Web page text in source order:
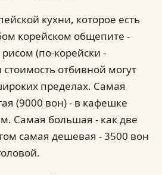
кухни, которое есть
корейском общепите -
(по-корейски -
отбивной могут
пределах. Самая
(9000 вон) - в кафешке
Самая большая - как две
самая дешевая - 3500 вон